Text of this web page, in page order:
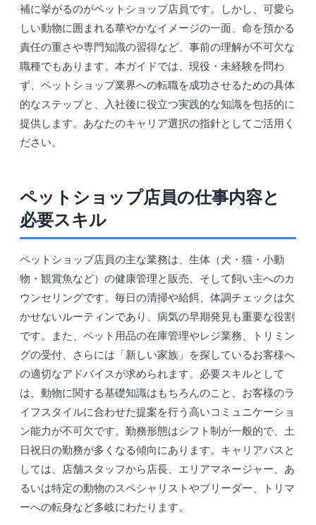
補に挙がるのがペットショップ店員です。しかし、可愛ら
しい動物に囲まれる華やかなイメージの一面、命を預かる
責任の重さや専門知識の習得など、事前の理解が不可欠な
職種でもあります。本ガイドでは、現役・未経験を問わ
ず、ペットショップ業界への転職を成功させるための具体
的なステップと、入社後に役立つ実践的な知識を包括的に
提供します。あなたのキャリア選択の指針としてご活用く
ださい。
ペットショップ店員の仕事内容と
必要スキル
ペットショップ店員の主な業務は、生体（犬・猫・小動
物・観賞魚など）の健康管理と販売、そして飼い主へのカ
ウンセリングです。毎日の清掃や給餌、体調チェックは欠
かせないルーティンであり、病気の早期発見も重要な役割
です。また、ペット用品の在庫管理やレジ業務、トリミン
グの受付、さらには「新しい家族」を探しているお客様へ
の適切なアドバイスが求められます。必要スキルとして
は、動物に関する基礎知識はもちろんのこと、お客様のラ
イフスタイルに合わせた提案を行う高いコミュニケーショ
ン能力が不可欠です。勤務形態はシフト制が一般的で、土
日祝日の勤務が多くなる傾向にあります。キャリアパスと
しては、店舗スタッフから店長、エリアマネージャー、あ
るいは特定の動物のスペシャリストやブリーダー、トリマ
ーへの転身など多岐にわたります。